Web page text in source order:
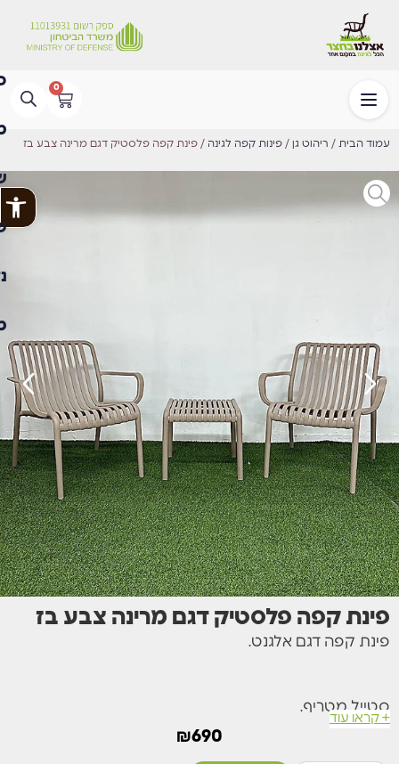
0
עמוד הבית / ריהוט גן / פינות קפה לגינה / פינת קפה פלסטיק דגם מרינה צבע בז
פינת קפה פלסטיק דגם מרינה צבע בז
פינת קפה דגם אלגנט.
סטייל מטריף.
+ קראו עוד
₪690